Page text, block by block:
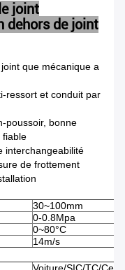
joint
dehors de joint
que mécanique a
ressort et conduit par
poussoir, bonne
fiable
interchangeabilité
de frottement
30~100mm
0-0.8Mpa
0~80°C
14m/s